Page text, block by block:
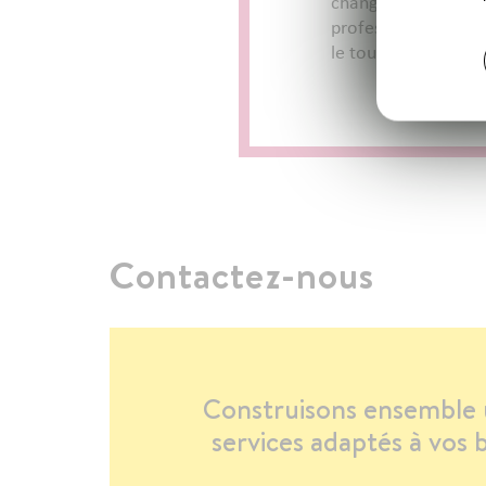
professionnel que
le touchent.
Contactez-nous
Construisons
services adaptés à vos